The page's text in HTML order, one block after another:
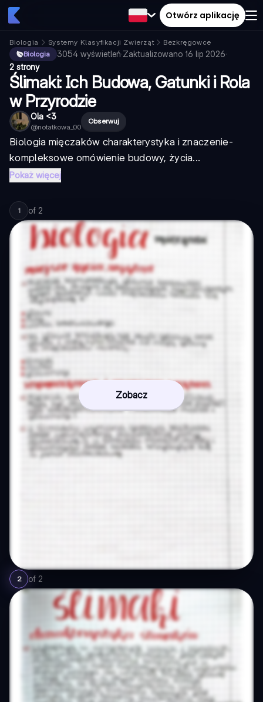
Otwórz aplikację
Biologia Systemy Klasyfikacji Zwierząt
Bezkręgowce
Biologia
3054 wyświetleń·Zaktualizowano 16 lip 2026·
2 strony
Ślimaki: Ich Budowa, Gatunki i Rola
w Przyrodzie
Ola <3
@notatkowa_00
Obserwuj
Biologia mięczaków charakterystyka i znaczenie-
kompleksowe omówienie budowy, życia...
Pokaż więcej
1 of 2
Zobacz
2 of 2